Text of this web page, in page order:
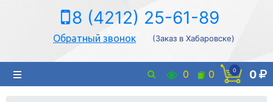
8 (4212) 25-61-89
Обратный звонок (Заказ в Хабаровске)
0 0 0 0